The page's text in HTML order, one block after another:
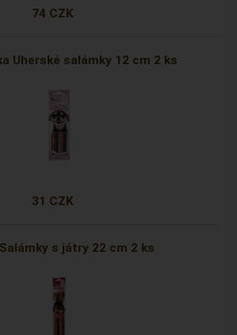
74 CZK
Uherské salámky 12 cm 2 ks
31 CZK
s játry 22 cm 2 ks